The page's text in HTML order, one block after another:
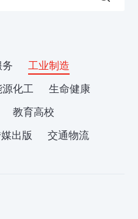
务
工业制造
源化工
生命健康
教育高校
出版
交通物流